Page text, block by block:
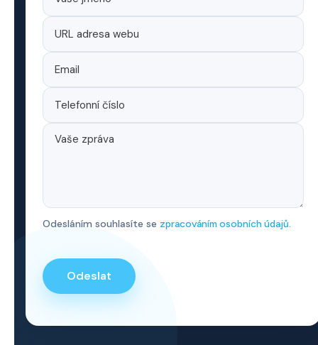
Odesláním souhlasíte se zpracováním osobních údajů.
o
n